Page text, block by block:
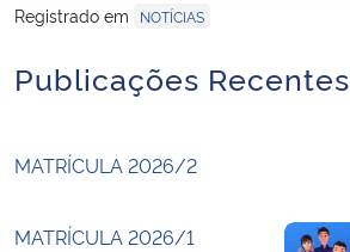
Advocacia-Geral da União
Banco Central do Brasil
Registrado em
NOTÍCIAS
Publicações Recentes
MATRÍCULA 2026/2
MATRÍCULA 2026/1